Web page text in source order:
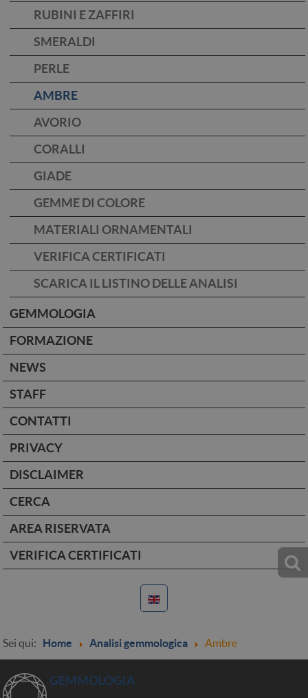
RUBINI E ZAFFIRI
SMERALDI
PERLE
AMBRE
AVORIO
CORALLI
GIADE
GEMME DI COLORE
MATERIALI ORNAMENTALI
VERIFICA CERTIFICATI
SCARICA IL LISTINO DELLE ANALISI
GEMMOLOGIA
FORMAZIONE
NEWS
STAFF
CONTATTI
PRIVACY
DISCLAIMER
CERCA
AREA RISERVATA
VERIFICA CERTIFICATI
Sei qui: Home Analisi gemmologica Ambre
GEMMOLOGIA